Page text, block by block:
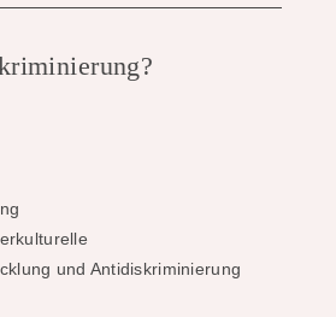
und Antidiskriminierung